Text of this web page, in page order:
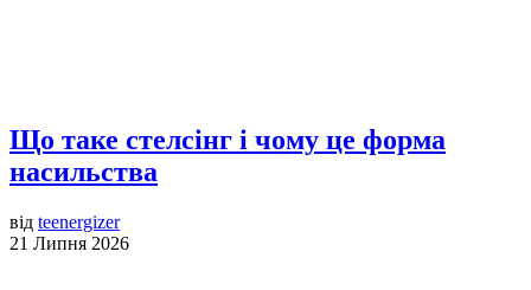
Що таке стелсінг і чому це форма
насильства
від teenergizer
21 Липня 2026